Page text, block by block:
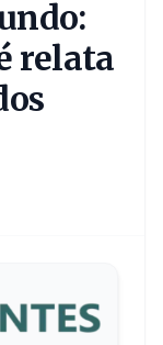
relata